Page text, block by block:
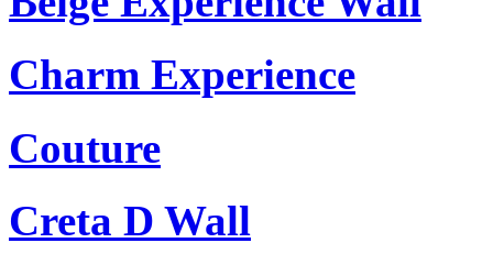
Charm Experience
Couture
Creta D Wall